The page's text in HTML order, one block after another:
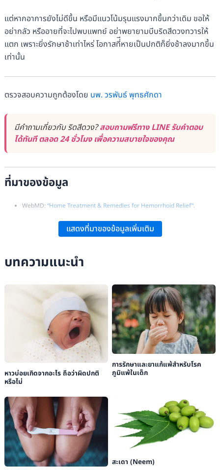
แต่หากอาการยังไม่ดีขึ้น หรือมีแนวโน้มรุนแรงมากขึ้นกว่าเดิม ขอให้
อย่ากลัว หรืออายที่จะไปพบแพทย์ อย่าพยายามบีบริดสีดวงทวารให้
แตก เพราะยิ่งรักษาช้าเท่าไหร่ โอกาสที่ีหายเป็นปกติก็ยิ่งช้าลงมากขึ้น
เท่านั้น
ตรวจสอบความถูกต้องโดย นพ. วรพันธ์ พุทธศักดา
มีคำถามเกี่ยวกับ ริดสีดวง?สอบถามฟรีทาง LINE รับคำตอบ
ได้ทันที ตลอด 24 ชั่วโมง เพื่อความสบายใจของคุณ
ที่มาของข้อมูล
WebMD: “Home Treatment & Remedies for Hemorrhoid Relief”.
“Treatment of Hemorrhoids”.
Recovery” .
แสดงที่มาของข้อมูลเพิ่มเติม
บทความแนะนำ
หาวบ่อยเกิดจากอะไร ถือว่าผิดปกติ
หรือไม่
การรักษาและยาแก้แพ้สำหรับโรค
ภูมิแพ้ในเด็ก
สะเดา (Neem)